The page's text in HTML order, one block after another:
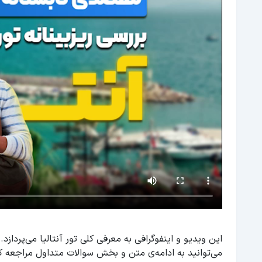
می‌توانید به ادامه‌ی متن و بخش سوالات متداول مراجعه